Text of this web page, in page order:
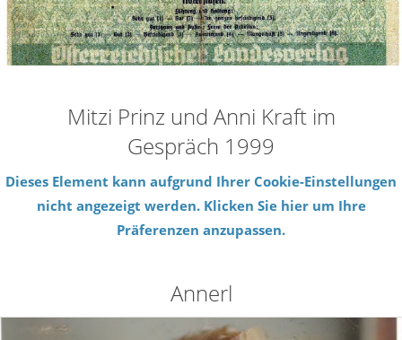
Mitzi Prinz und Anni Kraft im
Gespräch 1999
Dieses Element kann aufgrund Ihrer Cookie-Einstellungen
nicht angezeigt werden. Klicken Sie hier um Ihre
Präferenzen anzupassen.
Annerl